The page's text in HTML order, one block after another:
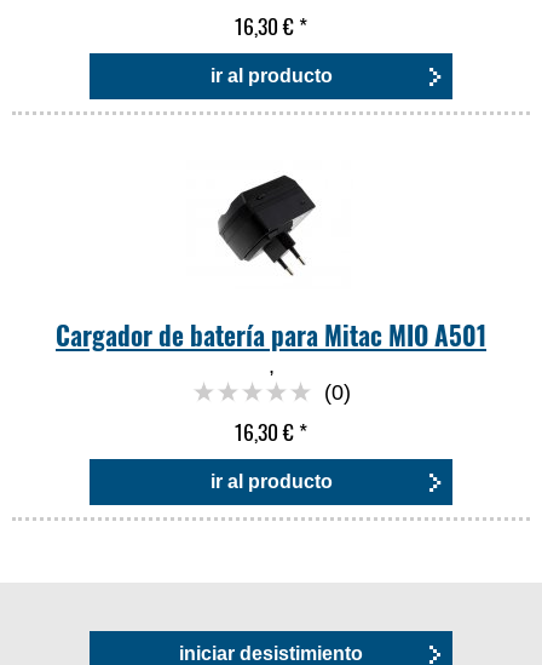
16,30 €*
ir al producto
Cargador de batería para Mitac MIO A501
,
(0)
16,30 €*
ir al producto
iniciar desistimiento